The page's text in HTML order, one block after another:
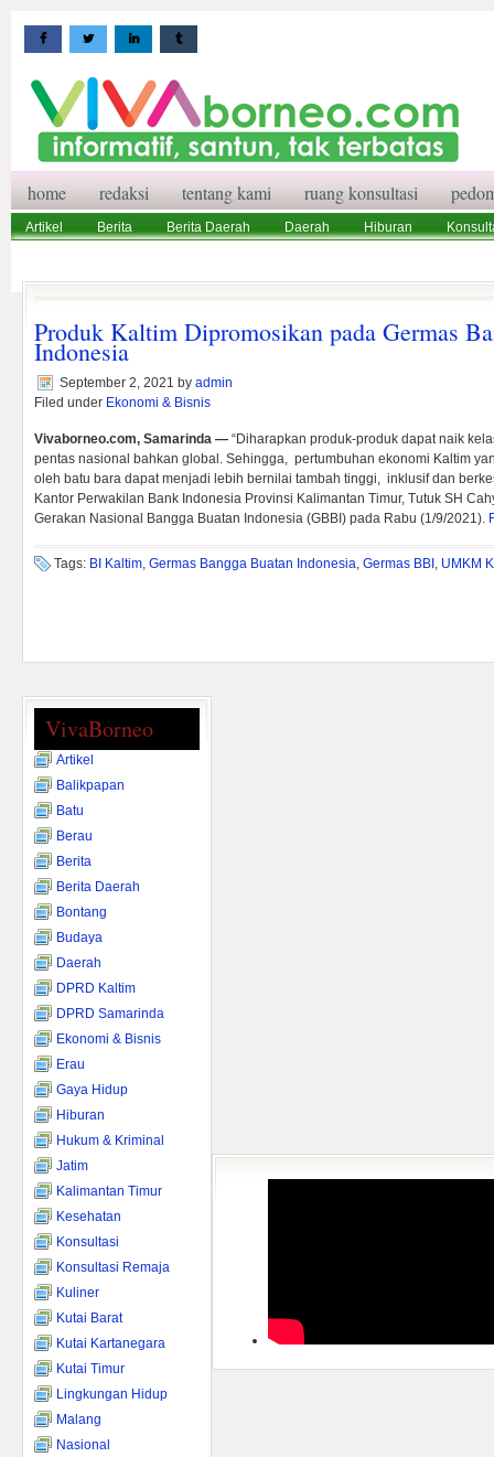
home redaksi tentang kami ruang konsultasi
Artikel Berita Berita Daerah Daerah Hiburan
Produk Kaltim Dipromosikan pada Germas
Indonesia
September 2, 2021 by admin
Filed under Ekonomi & Bisnis
Vivaborneo.com, Samarinda — “Diharapkan produk-produk dapat naik
pentas nasional bahkan global. Sehingga, pertumbuhan ekonomi Kaltim
oleh batu bara dapat menjadi lebih bernilai tambah tinggi, inklusif dan
Kantor Perwakilan Bank Indonesia Provinsi Kalimantan Timur, Tutuk SH
Gerakan Nasional Bangga Buatan Indonesia (GBBI) pada Rabu (1/9/2021).
Tags: BI Kaltim, Germas Bangga Buatan Indonesia, Germas BBI , UMKM
VivaBorneo
Artikel
Balikpapan
Batu
Berau
Berita
Berita Daerah
Bontang
Budaya
Daerah
DPRD Kaltim
DPRD Samarinda
Ekonomi & Bisnis
Erau
Gaya Hidup
Hiburan
Hukum & Kriminal
Jatim
Kalimantan Timur
Kesehatan
Konsultasi
Konsultasi Remaja
Kuliner
Kutai Barat
Kutai Kartanegara
Kutai Timur
Lingkungan Hidup
Malang
Nasional